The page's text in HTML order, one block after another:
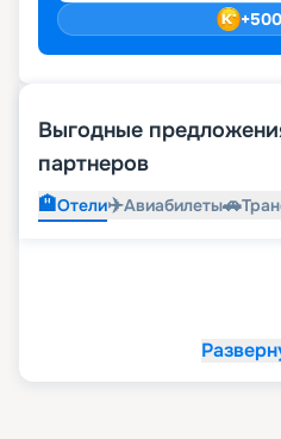
+500
Выгодные
партнеров
🏨Отели✈️Авиабилеты🚗